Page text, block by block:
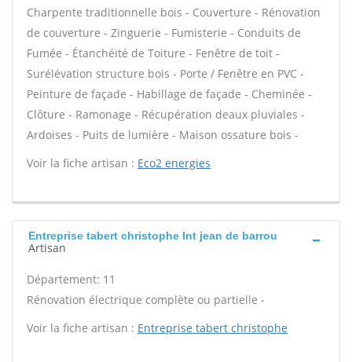
Charpente traditionnelle bois - Couverture - Rénovation
de couverture - Zinguerie - Fumisterie - Conduits de
Fumée - Étanchéité de Toiture - Fenêtre de toit -
Surélévation structure bois - Porte / Fenêtre en PVC -
Peinture de façade - Habillage de façade - Cheminée -
Clôture - Ramonage - Récupération deaux pluviales -
Ardoises - Puits de lumière - Maison ossature bois -
Voir la fiche artisan : Eco2 energies
Entreprise tabert christophe Int jean de barrou
Artisan
Département: 11
Rénovation électrique complète ou partielle -
Voir la fiche artisan : Entreprise tabert christophe